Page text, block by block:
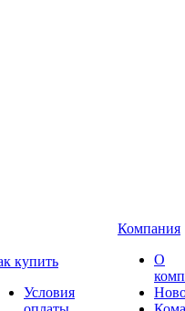
купить
Условия
Компания
О